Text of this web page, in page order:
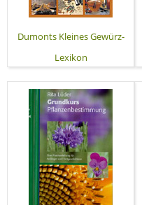
Dumonts Kleines Gewürz-
Lexikon